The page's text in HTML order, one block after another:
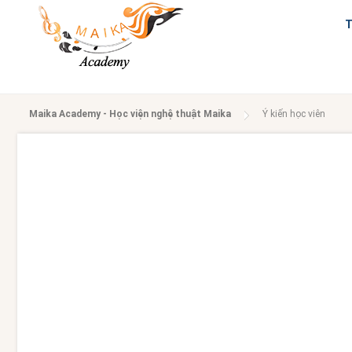
Maika Academy - Học viện nghệ thuật Maika Ý kiến học viên